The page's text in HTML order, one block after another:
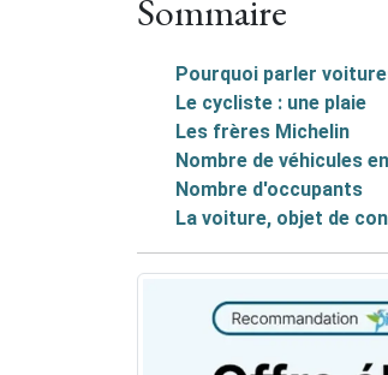
Sommaire
Pourquoi parler
Le cycliste : une plaie
Les frères Michelin
Nombre de véhicules
Nombre d'occupants
La voiture, objet de